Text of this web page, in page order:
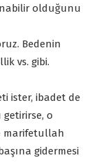
olduğunu
Bedenin
vs. gibi.
ister, ibadet de
o
marifetullah
gidermesi